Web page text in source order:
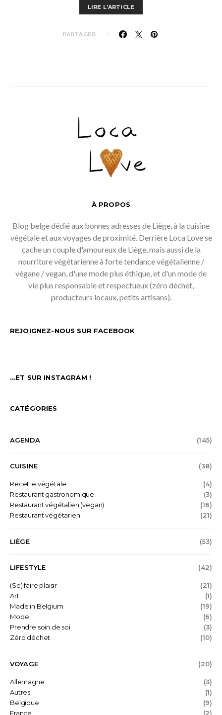
LIRE L'ARTICLE
PARTAGER
À PROPOS
Blog belge dédié aux bonnes adresses de Liège, à la cuisine
végétale et aux voyages de proximité. Derrière Loca Love se
cache un couple d'amoureux de Liège, mais aussi de la
nourriture végétarienne à forte tendance végétalienne /
végane / vegan, d'une mode plus éthique, et d'un mode de
vie plus responsable et respectueux (zéro déchet,
producteurs locaux, petits artisans).
REJOIGNEZ-NOUS SUR FACEBOOK
…ET SUR INSTAGRAM !
CATÉGORIES
AGENDA (145)
CUISINE (38)
Recette végétale
(4)
Restaurant gastronomique
(3)
Restaurant végétalien (vegan)
(16)
Restaurant végétarien
(21)
LIÈGE (53)
LIFESTYLE (42)
(Se) faire plaisir
(21)
Art
(1)
Made in Belgium
(19)
Mode
(6)
Prendre soin de soi
(3)
Zéro déchet
(10)
VOYAGE (20)
Allemagne
(3)
Autres
(1)
Belgique
(9)
France
(2)